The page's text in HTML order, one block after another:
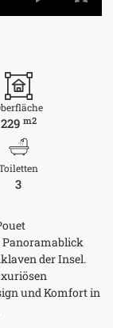
229 m2
3
Panoramablick
der Insel.
und Komfort in